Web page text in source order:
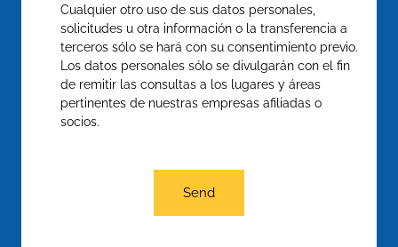
Cualquier otro uso de sus datos personales,
solicitudes u otra información o la transferencia a
terceros sólo se hará con su consentimiento previo.
Los datos personales sólo se divulgarán con el fin
de remitir las consultas a los lugares y áreas
pertinentes de nuestras empresas afiliadas o
socios.
Send